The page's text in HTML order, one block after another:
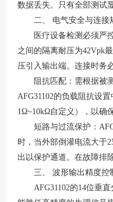
数据丢失。只有全部测试
二、
电气安全与连接
医疗设备检测必须严
之间的隔离耐压为42Vpk
压引入输出端。连接时务
阻抗匹配：需根据被
AFG31102的负载阻抗设
1Ω~10kΩ自定义），以确
短路与过流保护：
时，当外部倒灌电流大于
出以保护通道。在故障排
三、
波形输出精度控
AFG31102的14位垂